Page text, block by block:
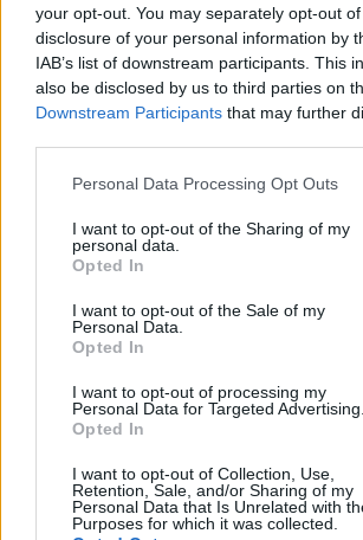
your opt-out. You may separately opt-out
disclosure of your personal information by
IAB’s list of downstream participants. This
also be disclosed by us to third parties on
Downstream Participants that may further
Please note that this website/app uses one
not limited to your visit or usage behaviour.
grant or deny consent to Google and its
use your data for below specified purposes
consent section.
Personal Data Processing Opt Outs
I want to opt-out of the Sharing of my
personal data.
Opted In
I want to opt-out of the Sale of my
Personal Data.
Opted In
I want to opt-out of processing my
Personal Data for Targeted Advertising.
Opted In
I want to opt-out of Collection, Use,
Retention, Sale, and/or Sharing of my
Personal Data that Is Unrelated with
Purposes for which it was collected.
menzionate nell’annuncio.
5.6 Aggiungi l’eventuale
lavorativa che hai
Se hai esperienza lavorativa,
se non ha alcuna rilevanza diretta o
Anche un lavoro che potrebbe
piccolo, come un giro di carta
responsabilità, tempismo e volontà
competenze che hai acquisito che
andrà lontano con un datore di
5.7 Aggiungi i tuoi risultati
Se hai ottenuto qualcosa che non